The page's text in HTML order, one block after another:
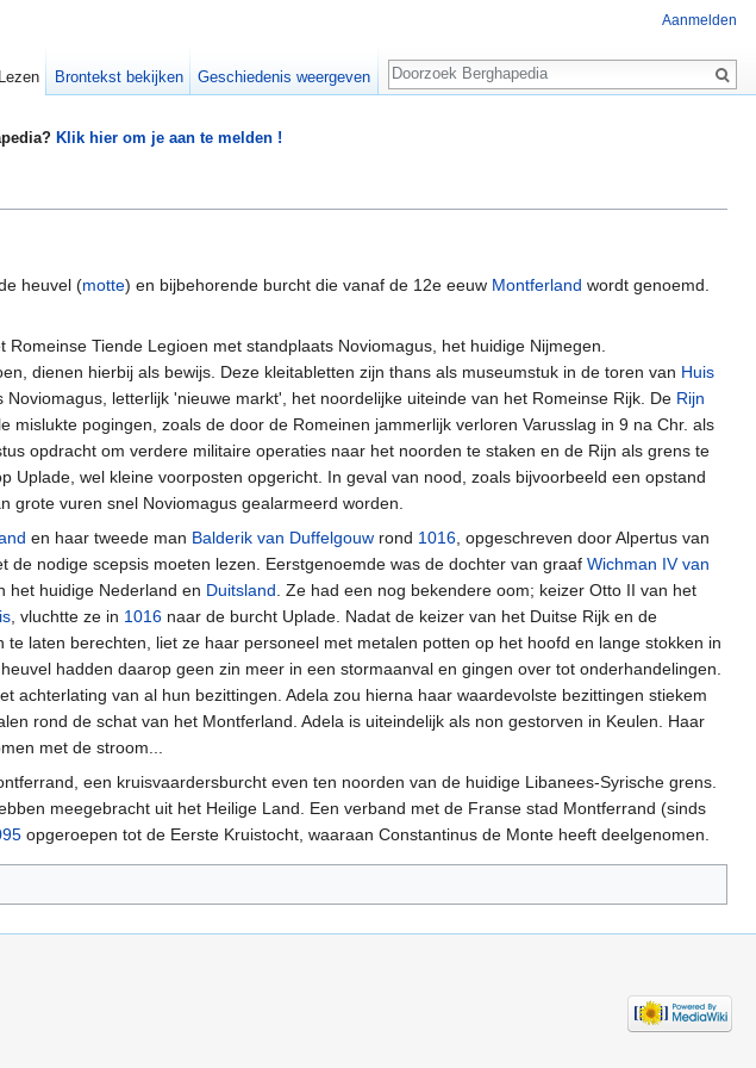
Klik hier om je aan te melden !
heuvel (motte) en bijbehorende burcht die vanaf de 12e eeuw Montferland wordt genoemd.
Tiende Legioen met standplaats Noviomagus, het huidige Nijmegen.
dienen hierbij als bewijs. Deze kleitabletten zijn thans als museumstuk in de toren van Huis
letterlijk 'nieuwe markt', het noordelijke uiteinde van het Romeinse Rijk. De Rijn
pogingen, zoals de door de Romeinen jammerlijk verloren Varusslag in 9 na Chr. als
opdracht om verdere militaire operaties naar het noorden te staken en de Rijn als grens te
wel kleine voorposten opgericht. In geval van nood, zoals bijvoorbeeld een opstand
grote vuren snel Noviomagus gealarmeerd worden.
en haar tweede man Balderik van Duffelgouw rond 1016 , opgeschreven door Alpertus van
nodige scepsis moeten lezen. Eerstgenoemde was de dochter van graaf Wichman IV van
het huidige Nederland en Duitsland . Ze had een nog bekendere oom; keizer Otto II van het
, vluchtte ze in 1016 naar de burcht Uplade. Nadat de keizer van het Duitse Rijk en de
laten berechten, liet ze haar personeel met metalen potten op het hoofd en lange stokken in
hadden daarop geen zin meer in een stormaanval en gingen over tot onderhandelingen.
achterlating van al hun bezittingen. Adela zou hierna haar waardevolste bezittingen stiekem
rond de schat van het Montferland. Adela is uiteindelijk als non gestorven in Keulen. Haar
met de stroom...
een kruisvaardersburcht even ten noorden van de huidige Libanees-Syrische grens.
meegebracht uit het Heilige Land. Een verband met de Franse stad Montferrand (sinds
opgeroepen tot de Eerste Kruistocht, waaraan Constantinus de Monte heeft deelgenomen.
Aanmelden
Lezen Brontekst bekijken Geschiedenis weergeven
Zoeken